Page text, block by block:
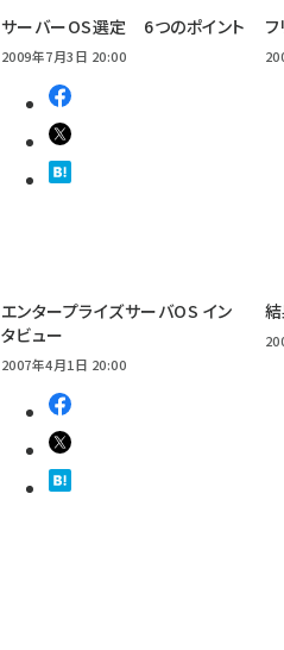
サーバーOS選定 6つのポイント
2009年7月3日 20:00
エンタープライズサーバOS イン
タビュー
2007年4月1日 20:00